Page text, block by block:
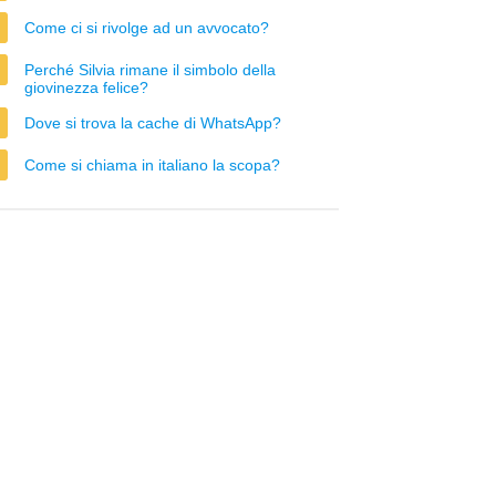
Come ci si rivolge ad un avvocato?
Perché Silvia rimane il simbolo della
giovinezza felice?
Dove si trova la cache di WhatsApp?
Come si chiama in italiano la scopa?